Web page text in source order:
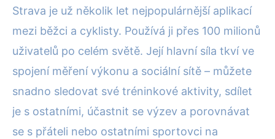
Strava je už několik let nejpopulárnější aplikací
mezi běžci a cyklisty. Používá ji přes 100 milionů
uživatelů po celém světě. Její hlavní síla tkví ve
spojení měření výkonu a sociální sítě – můžete
snadno sledovat své tréninkové aktivity, sdílet
je s ostatními, účastnit se výzev a porovnávat
se s přáteli nebo ostatními sportovci na